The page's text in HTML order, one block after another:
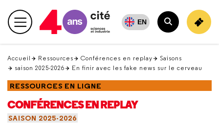
en
haut Menu principal EN
Rechercher
Accueil Ressources Conférences en replay
Saisons
saison 2025-2026
En finir avec les fake news sur le cerveau
RESSOURCES EN LIGNE
CONFÉRENCES EN REPLAY
SAISON 2025-2026